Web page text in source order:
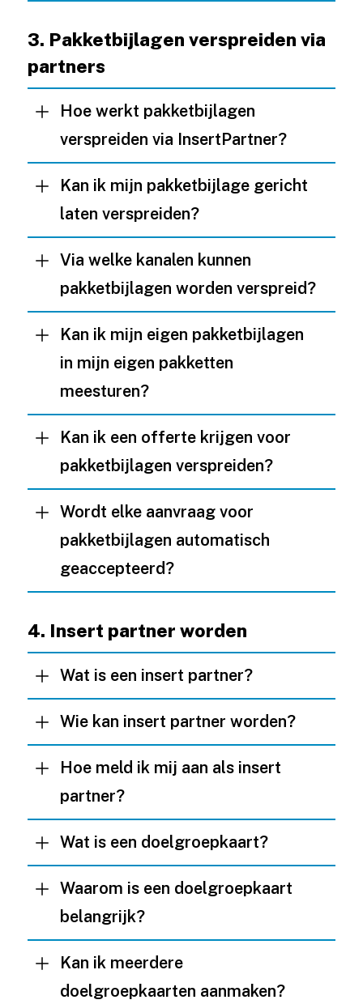
3. Pakketbijlagen verspreiden via
partners
Hoe werkt pakketbijlagen
verspreiden via InsertPartner?
Kan ik mijn pakketbijlage gericht
laten verspreiden?
Via welke kanalen kunnen
pakketbijlagen worden verspreid?
Kan ik mijn eigen pakketbijlagen
in mijn eigen pakketten
meesturen?
Kan ik een offerte krijgen voor
pakketbijlagen verspreiden?
Wordt elke aanvraag voor
pakketbijlagen automatisch
geaccepteerd?
4. Insert partner worden
Wat is een insert partner?
Wie kan insert partner worden?
Hoe meld ik mij aan als insert
partner?
Wat is een doelgroepkaart?
Waarom is een doelgroepkaart
belangrijk?
Kan ik meerdere
doelgroepkaarten aanmaken?